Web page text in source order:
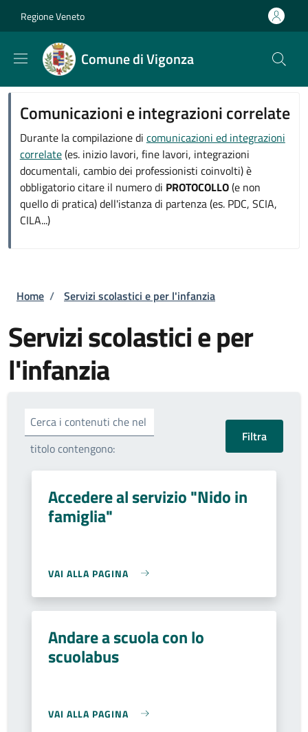
Regione Veneto
Comune di Vigonza
Comunicazioni e integrazioni correlate
Durante la compilazione di comunicazioni ed integrazioni
correlate(es. inizio lavori, fine lavori, integrazioni
documentali, cambio dei professionisti coinvolti) è
obbligatorio citare il numero di PROTOCOLLO(e non
quello di pratica) dell'istanza di partenza (es. PDC, SCIA,
CILA...)
Briciole di pane
Home / Servizi scolastici e per l'infanzia
Servizi scolastici e per
l'infanzia
Cerca i contenuti che nel
titolo contengono:
Accedere al servizio "Nido in
famiglia"
VAI ALLA PAGINA
Andare a scuola con lo
scuolabus
VAI ALLA PAGINA